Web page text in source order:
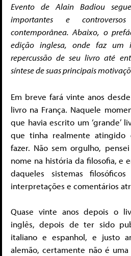
Evento de Alain Badiou
importantes e
contemporânea. Abaixo, o
edição inglesa, onde faz um
repercussão de seu livro até
síntese de suas principais
Em breve fará vinte anos
livro na França. Naquele
que havia escrito um ‘grande’
que tinha realmente atingido
fazer. Não sem orgulho,
nome na história da filosofia, e
daqueles sistemas
interpretações e comentários
Quase vinte anos depois o
inglês, depois de ter sido
italiano e espanhol, e justo
alemão, certamente não é